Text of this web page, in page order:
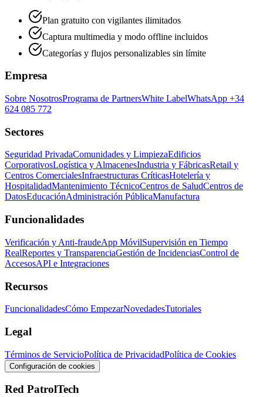
Plan gratuito con vigilantes ilimitados
Captura multimedia y modo offline incluidos
Categorías y flujos personalizables sin límite
Empresa
Sobre NosotrosPrograma de PartnersWhite LabelWhatsApp +34
624 085 772
Sectores
Seguridad PrivadaComunidades y LimpiezaEdificios
CorporativosLogística y AlmacenesIndustria y FábricasRetail y
Centros ComercialesInfraestructuras CríticasHotelería y
HospitalidadMantenimiento TécnicoCentros de SaludCentros de
DatosEducaciónAdministración PúblicaManufactura
Funcionalidades
Verificación y Anti-fraudeApp MóvilSupervisión en Tiempo
RealReportes y TransparenciaGestión de IncidenciasControl de
AccesosAPI e Integraciones
Recursos
FuncionalidadesCómo EmpezarNovedadesTutoriales
Legal
Términos de ServicioPolítica de PrivacidadPolítica de Cookies
Configuración de cookies
Red PatrolTech